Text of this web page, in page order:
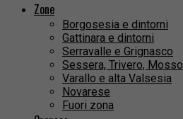
Zone
Borgosesia e dintorni
Gattinara e dintorni
Serravalle e Grignasco
Sessera, Trivero, Mosso
Varallo e alta Valsesia
Novarese
Fuori zona